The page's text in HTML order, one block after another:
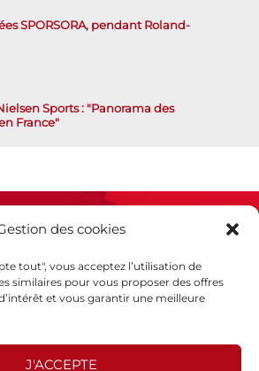
des cookies
tout", vous acceptez l’utilisation de
similaires pour vous proposer des offres
et vous garantir une meilleure
J'ACCEPTE
SPORSORA, pendant Roland-
Sports : "Panorama des
France"
Espace presse
de confidentialité